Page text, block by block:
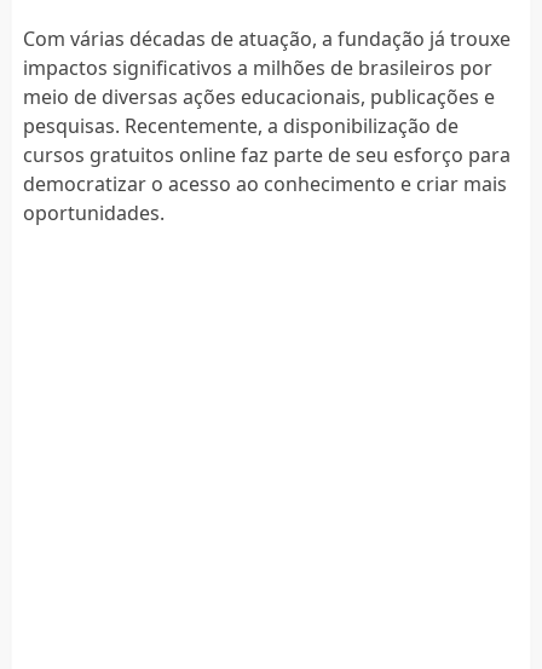
Com várias décadas de atuação, a fundação já trouxe
impactos significativos a milhões de brasileiros por
meio de diversas ações educacionais, publicações e
pesquisas. Recentemente, a disponibilização de
cursos gratuitos online faz parte de seu esforço para
democratizar o acesso ao conhecimento e criar mais
oportunidades.